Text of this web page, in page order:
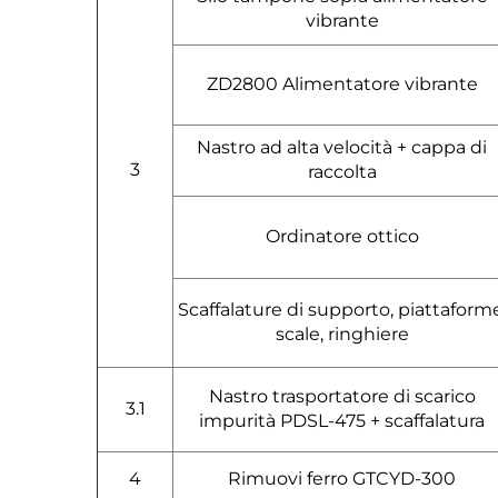
3
vibrante
ZD2800 Alimentatore vibrante
Nastro ad alta velocità + cappa di
raccolta
Ordinatore ottico
Scaffalature di supporto,
scale, ringhiere
3.1
Nastro trasportatore di scarico
impurità PDSL-475 + scaffalatura
4 Rimuovi ferro GTCYD-300